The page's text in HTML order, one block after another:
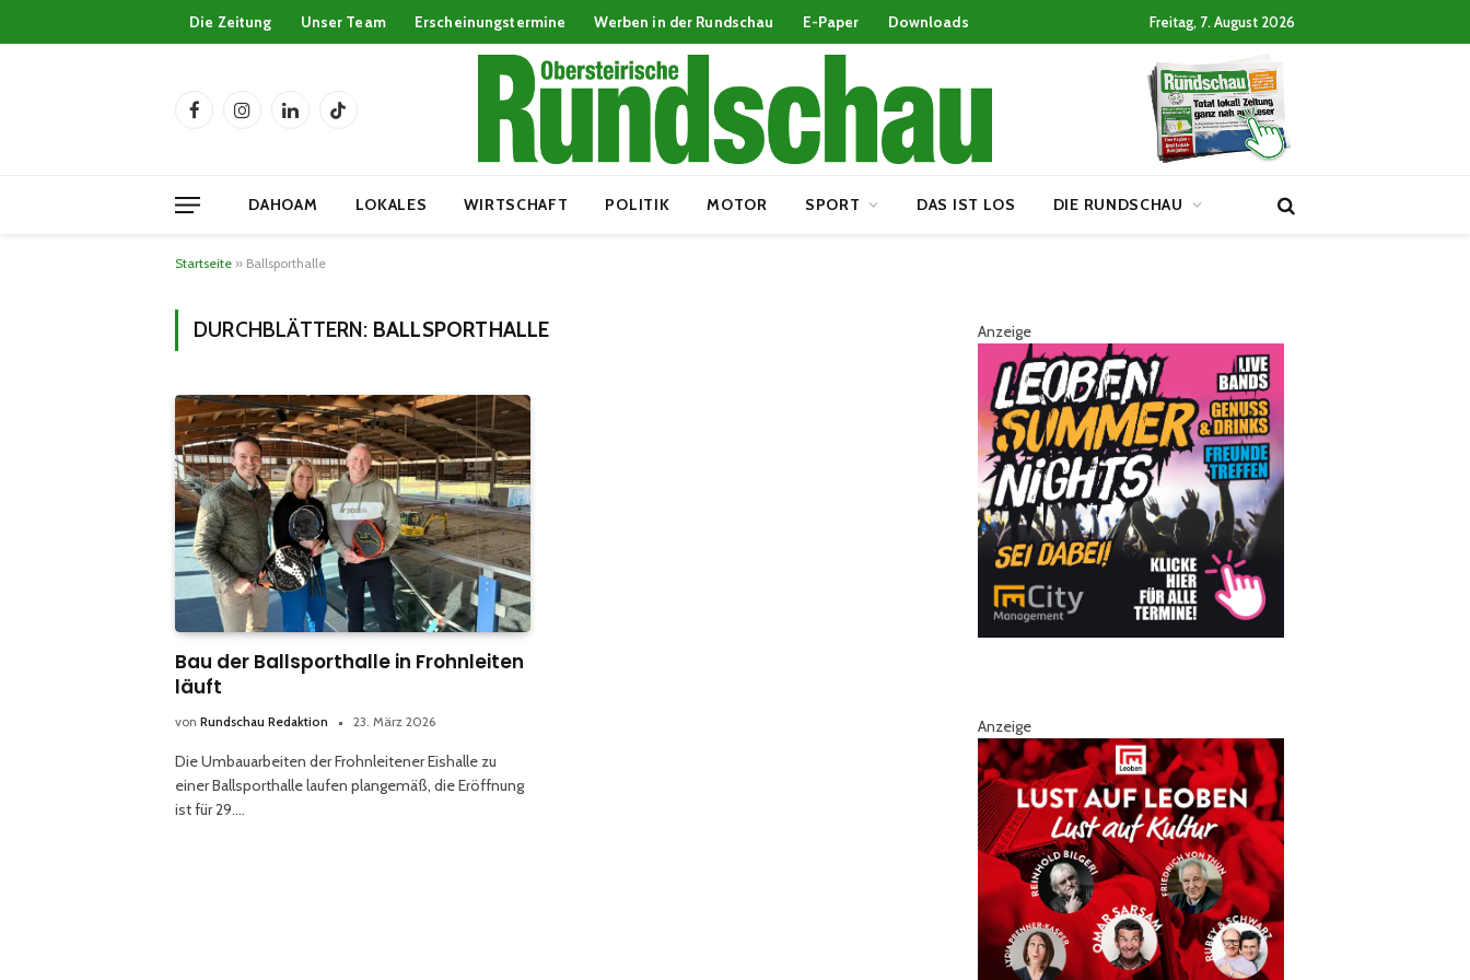
Die Zeitung Unser Team Erscheinungstermine Werben in der Rundschau E-Paper Downloads Freitag, 7. August 2026
FacebookInstagramLinkedInTikTok
DAHOAM LOKALES WIRTSCHAFT POLITIK MOTOR SPORT DAS IST LOS DIE RUNDSCHAU
Startseite » Ballsporthalle
DURCHBLÄTTERN: BALLSPORTHALLE
Bau der Ballsporthalle in Frohnleiten
läuft
von Rundschau Redaktion 23. März 2026
Die Umbauarbeiten der Frohnleitener Eishalle zu
einer Ballsporthalle laufen plangemäß, die Eröffnung
ist für 29.…
Anzeige
Anzeige